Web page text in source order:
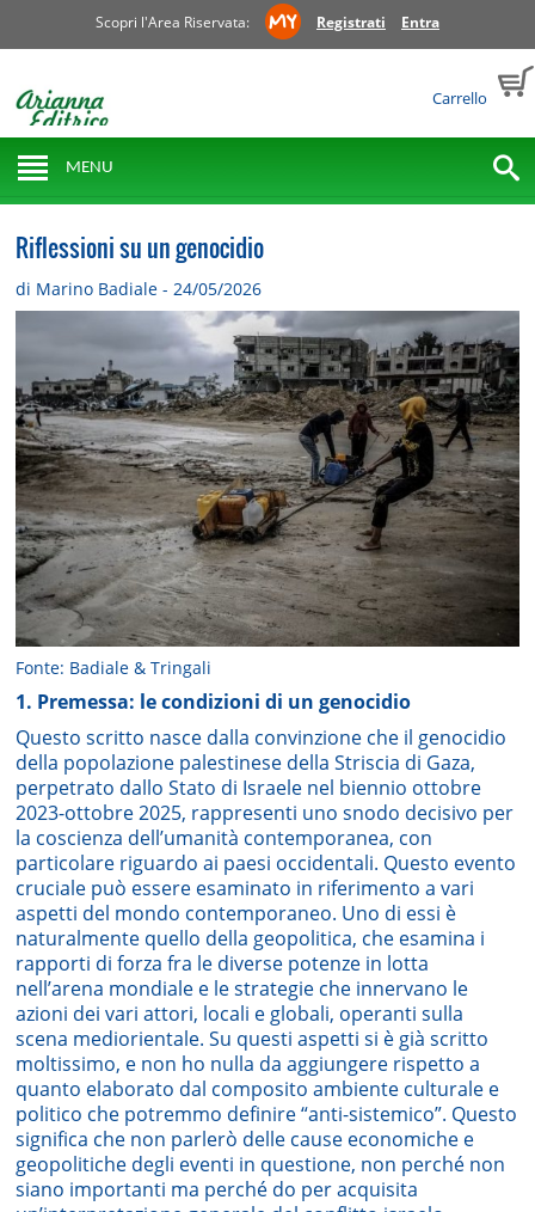
Scopri l'Area Riservata: Registrati Entra
Carrello
MENU
Riflessioni su un genocidio
di Marino Badiale - 24/05/2026
Fonte: Badiale & Tringali
1. Premessa: le condizioni di un genocidio
Questo scritto nasce dalla convinzione che il genocidio
della popolazione palestinese della Striscia di Gaza,
perpetrato dallo Stato di Israele nel biennio ottobre
2023-ottobre 2025, rappresenti uno snodo decisivo per
la coscienza dell’umanità contemporanea, con
particolare riguardo ai paesi occidentali. Questo evento
cruciale può essere esaminato in riferimento a vari
aspetti del mondo contemporaneo. Uno di essi è
naturalmente quello della geopolitica, che esamina i
rapporti di forza fra le diverse potenze in lotta
nell’arena mondiale e le strategie che innervano le
azioni dei vari attori, locali e globali, operanti sulla
scena mediorientale. Su questi aspetti si è già scritto
moltissimo, e non ho nulla da aggiungere rispetto a
quanto elaborato dal composito ambiente culturale e
politico che potremmo definire “anti-sistemico”. Questo
significa che non parlerò delle cause economiche e
geopolitiche degli eventi in questione, non perché non
siano importanti ma perché do per acquisita